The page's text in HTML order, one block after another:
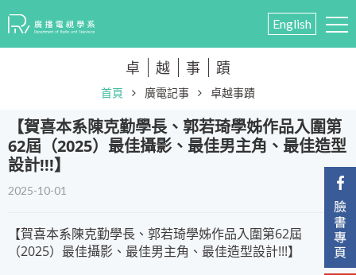
English
卓 越 事 蹟
首頁 廣電記事 卓越事蹟
【賀喜本系陳克勤學長、郭若琦學姊作品入圍第
62屆（2025）最佳攝影、最佳男主角、最佳造型
設計!!!】
2025-10-01
【賀喜本系陳克勤學長、郭若琦學姊作品入圍第62屆
（2025）最佳攝影、最佳男主角、最佳造型設計!!!】